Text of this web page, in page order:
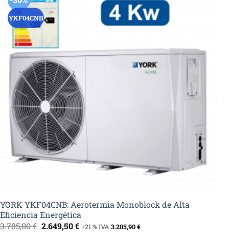
YKF04CNB
YORK YKF04CNB: Aerotermia Monoblock de Alta
Eficiencia Energética
3.785,00€ El
precio
2.649,50€El
+21 % IVA 3.205,90€